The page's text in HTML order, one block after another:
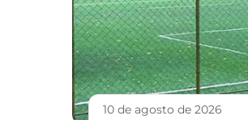
10 de agosto de 2026